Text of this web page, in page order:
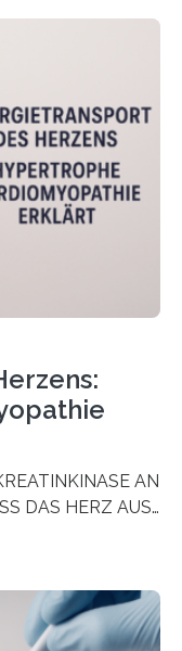
Mini-Tumore
–
können, um
am besten
das künftig
Therapie
zu den
AN
DAS HERZ AUS
bei
(HCM) versagen